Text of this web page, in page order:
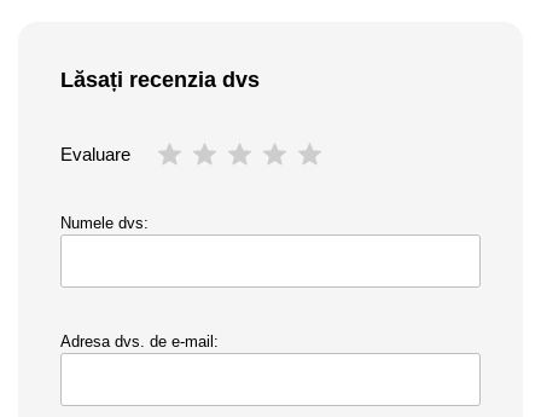
Lăsați recenzia dvs
Evaluare
Numele dvs:
Adresa dvs. de e-mail: